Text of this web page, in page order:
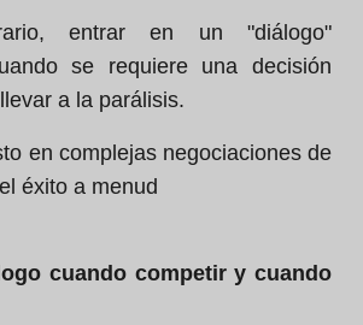
entrar en un "diálogo"
se requiere una decisión
a la parálisis.
en complejas negociaciones de
éxito a menud
cuando competir y cuando